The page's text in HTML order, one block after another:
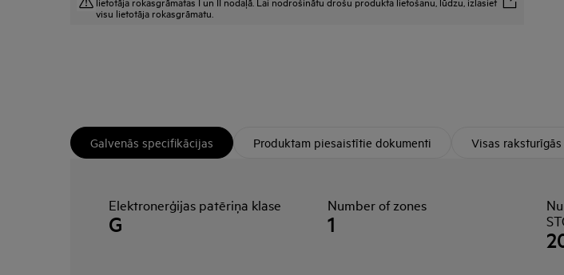
visu lietotāja rokasgrāmatu.
Galvenās specifikācijas Produktam piesaistītie dokumenti Visas
Elektronerģijas patēriņa klase
G
Number of zones
1